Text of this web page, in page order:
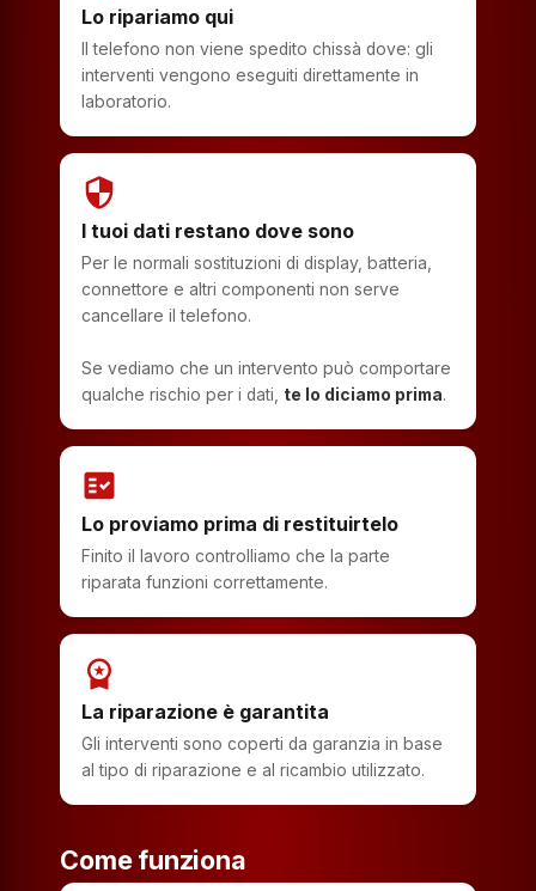
Lo ripariamo qui
Il telefono non viene spedito chissà dove: gli
interventi vengono eseguiti direttamente in
laboratorio.
security
I tuoi dati restano dove sono
Per le normali sostituzioni di display, batteria,
connettore e altri componenti non serve
cancellare il telefono.
Se vediamo che un intervento può comportare
qualche rischio per i dati, te lo diciamo prima.
fact_check
Lo proviamo prima di restituirtelo
Finito il lavoro controlliamo che la parte
riparata funzioni correttamente.
workspace_premium
La riparazione è garantita
Gli interventi sono coperti da garanzia in base
al tipo di riparazione e al ricambio utilizzato.
Come funziona